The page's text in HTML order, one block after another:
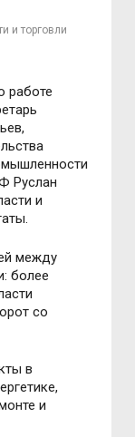
и торговли
работе
Руслан
и
между
более
со
в
и